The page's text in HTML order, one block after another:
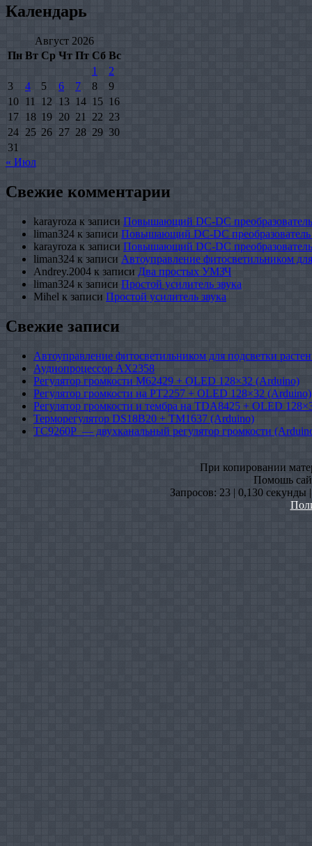
Календарь
Август 2026
Пн Вт Ср Чт Пт Сб Вс
1
2
3
4 5 6 7 8
9
10 11 12 13 14 15 16
17
18 19 20 21 22 23
24 25 26 27 28 29 30
31
« Июл
Свежие комментарии
karayroza к записи Повышающий DC-DC
liman324 к записи Повышающий DC-DC
karayroza к записи Повышающий DC-DC
liman324 к записи Автоуправление фитосветильником
Andrey.2004 к записи Два простых УМЗЧ
liman324 к записи Простой усилитель звука
Mihel к записи Простой усилитель звука
Свежие записи
Автоуправление фитосветильником для подсветки
Аудиопроцессор AX2358
Регулятор громкости M62429 + OLED 128×32 (Arduino)
Регулятор громкости на PT2257 + OLED 128×32 (Arduino)
Регулятор громкости и тембра на TDA8425 + OLED
Терморегулятор DS18B20 + TM1637 (Arduino)
TC9260P — двухканальный регулятор громкости
При копировании
Помошь
Запросов: 23 | 0,130 секунды